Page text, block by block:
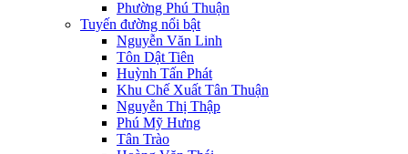
Phường Phú Thuận
Tuyến đường nổi bật
Nguyễn Văn Linh
Tôn Dật Tiên
Huỳnh Tấn Phát
Khu Chế Xuất Tân Thuận
Nguyễn Thị Thập
Phú Mỹ Hưng
Tân Trào